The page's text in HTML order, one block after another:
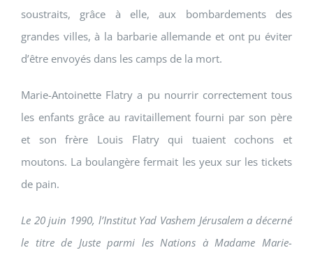
soustraits, grâce à elle, aux bombardements des
grandes villes, à la barbarie allemande et ont pu éviter
d’être envoyés dans les camps de la mort.
Marie-Antoinette Flatry a pu nourrir correctement tous
les enfants grâce au ravitaillement fourni par son père
et son frère Louis Flatry qui tuaient cochons et
moutons. La boulangère fermait les yeux sur les tickets
de pain.
Le 20 juin 1990, l’Institut Yad Vashem Jérusalem a décerné
le titre de Juste parmi les Nations à Madame Marie-